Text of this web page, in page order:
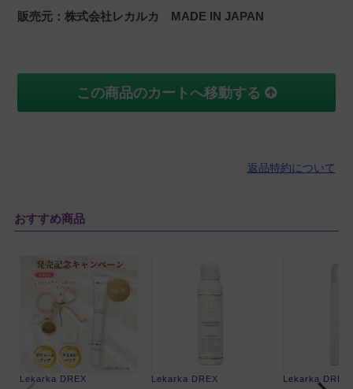
販売元：株式会社レカルカ MADE IN JAPAN
この商品のカートへ移動する
返品特約について
おすすめ商品
Lekarka DREX Lekarka DREX Lekarka DREX